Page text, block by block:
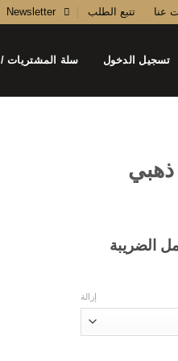
عنا تتبع الطلب Newsletter
تسجيل الدخول سلة المشتريات /
ذهبي
الضريبة
إزالة